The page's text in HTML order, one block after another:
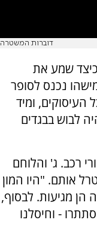
דוברות המשטרה
שמע את
נכנס לסופר
העיסוקים, ומיד
לבוש בבגדים
רכב. ג' והלוחם
אותם. "היו המון
הן מגיעות. לבסוף,
- וחיסלנו